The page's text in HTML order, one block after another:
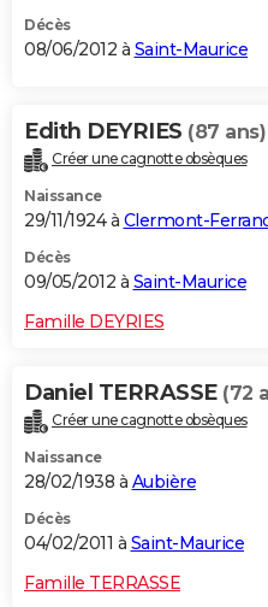
Décès
08/06/2012 à Saint-Maurice
Edith DEYRIES (87 ans)
Créer une cagnotte obsèques
Naissance
29/11/1924 à Clermont-
Décès
09/05/2012 à Saint-Maurice
Famille DEYRIES
Daniel TERRASSE (72
Créer une cagnotte obsèques
Naissance
28/02/1938 à Aubière
Décès
04/02/2011 à Saint-Maurice
Famille TERRASSE